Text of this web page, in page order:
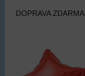
DOPRAVA ZDARMA